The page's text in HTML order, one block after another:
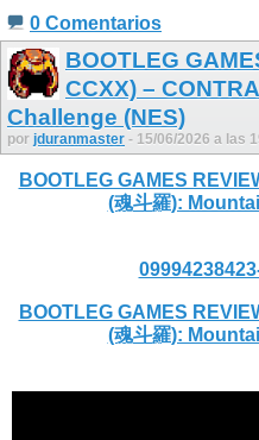
0 Comentarios
BOOTLEG
CCXX) –
Challenge (NES)
por jduranmaster - 15/06/2026 a las
BOOTLEG GAMES
(魂斗羅):
BOOTLEG GAMES
(魂斗羅):